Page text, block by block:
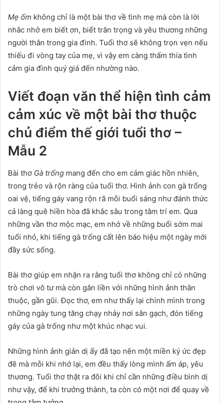
Mẹ ốm không chỉ là một bài thơ về tình mẹ mà còn là lời
nhắc nhở em biết ơn, biết trân trọng và yêu thương những
người thân trong gia đình. Tuổi thơ sẽ không trọn vẹn nếu
thiếu đi vòng tay của mẹ, vì vậy em càng thấm thía tình
cảm gia đình quý giá đến nhường nào.
Viết đoạn văn thể hiện tình cảm
cảm xúc về một bài thơ thuộc
chủ điểm thế giới tuổi thơ –
Mẫu 2
Bài thơ Gà trống mang đến cho em cảm giác hồn nhiên,
trong trẻo và rộn ràng của tuổi thơ. Hình ảnh con gà trống
oai vệ, tiếng gáy vang rộn rã mỗi buổi sáng như đánh thức
cả làng quê hiền hòa đã khắc sâu trong tâm trí em. Qua
những vần thơ mộc mạc, em nhớ về những buổi sớm mai
tuổi nhỏ, khi tiếng gà trống cất lên báo hiệu một ngày mới
đầy sức sống.
Bài thơ giúp em nhận ra rằng tuổi thơ không chỉ có những
trò chơi vô tư mà còn gắn liền với những hình ảnh thân
thuộc, gần gũi. Đọc thơ, em như thấy lại chính mình trong
những ngày tung tăng chạy nhảy nơi sân gạch, đón tiếng
gáy của gà trống như một khúc nhạc vui.
Những hình ảnh giản dị ấy đã tạo nên một miền ký ức đẹp
đẽ mà mỗi khi nhớ lại, em đều thấy lòng mình ấm áp, yêu
thương. Tuổi thơ thật ra đôi khi chỉ cần những điều bình dị
như vậy, để khi trưởng thành, ta còn có một nơi để quay về